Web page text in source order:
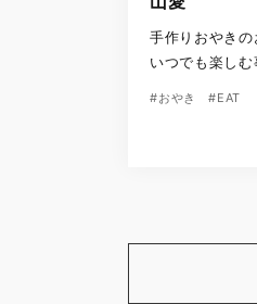
手作りおやき
いつでも楽しむ
#おやき #EAT